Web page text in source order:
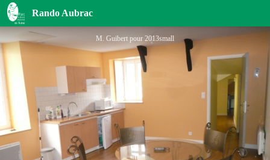
Rando Aubrac
Guibert Marc et Sabine - Meublé de tourisme
M. Guibert pour 2013small